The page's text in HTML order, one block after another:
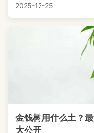
2025-12-25
金钱树用什么土？
大公开